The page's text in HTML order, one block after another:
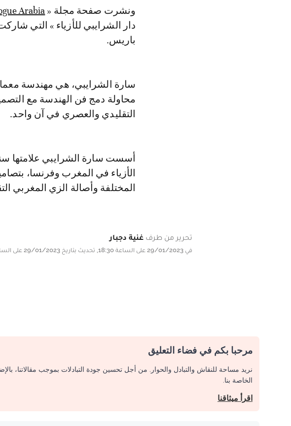
ونشرت صفحة مجلة « Arabia
دار الشرايبي للأزياء » التي
باريس.
سارة الشرايبي، هي مهندسة
محاولة دمج فن الهندسة مع
التقليدي والعصري في آن واحد.
الأزياء في المغرب وفرنسا،
المختلفة وأصالة الزي المغربي
تحرير من طرف غنية دجبار
في 29/01/2023 على الساعة 18:30, تحديث بتاريخ 29/01/2023 على الساعة 18:30
مرحبا بكم في فضاء التعليق
نريد مساحة للنقاش والتبادل والحوار. من أجل تحسين جودة التبادلات بموجب مقالاتنا،
الخاصة بنا.
اقرأ ميثاقنا